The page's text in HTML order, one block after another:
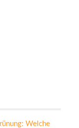
Welche